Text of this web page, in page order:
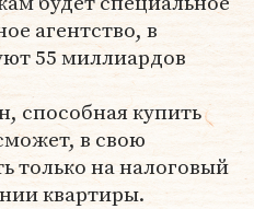
агентство, в
55 миллиардов
способная купить
в свою
только на налоговый
квартиры.